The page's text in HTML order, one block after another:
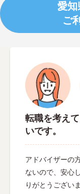
愛知
ご
転職を考え
いです。
アドバイザーの
ないので、安心
りがとうござい